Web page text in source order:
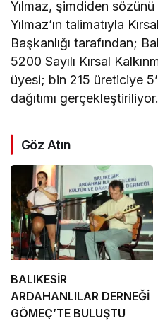
Yılmaz, şimdiden
Yılmaz’ın talimatıyla
Başkanlığı tarafından;
5200 Sayılı Kırsal
üyesi; bin 215 üreticiye
dağıtımı gerçekleştiriliyor.
Göz Atın
BALIKESİR
ARDAHANLILAR DERNEĞİ
GÖMEÇ’TE BULUŞTU